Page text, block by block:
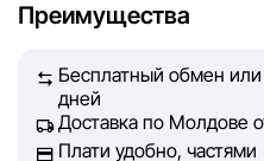
наших покупателей.
на сайте, была
актуальной. Наша цель —
информацией, чтобы вы
Преимущества
Бесплатный обмен или
дней
Доставка по Молдове
Плати удобно, частями